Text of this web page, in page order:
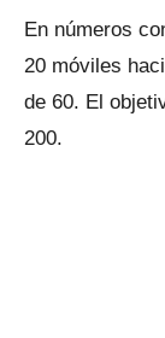
En números
20 móviles
de 60. El
200.